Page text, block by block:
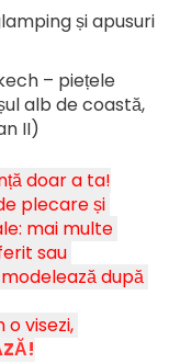
și apusuri
– piețele
alb de coastă,
II)
doar a ta!
plecare și
mai multe
sau
după
visezi,